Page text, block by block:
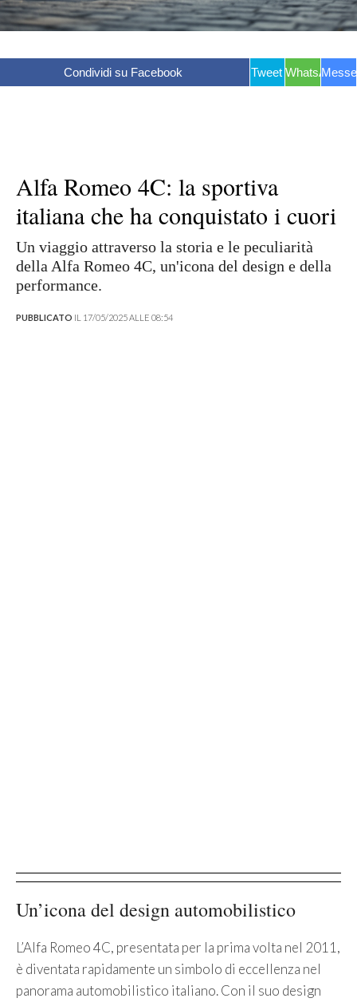
Condividi su Facebook Tweet WhatsApp
Alfa Romeo 4C: la sportiva
italiana che ha conquistato i cuori
Un viaggio attraverso la storia e le peculiarità
della Alfa Romeo 4C, un'icona del design e della
performance.
PUBBLICATO IL 17/05/2025 ALLE 08:54
Un’icona del design automobilistico
L’Alfa Romeo 4C, presentata per la prima volta nel 2011,
è diventata rapidamente un simbolo di eccellenza nel
panorama automobilistico italiano. Con il suo design